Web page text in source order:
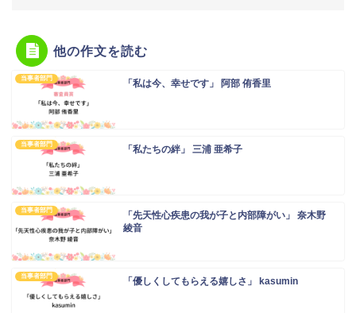
他の作文を読む
当事者部門 「私は今、幸せです」 阿部 侑香里
当事者部門 「私たちの絆」 三浦 亜希子
当事者部門
「先天性心疾患の我が子と内部障がい」 奈木野
綾音
当事者部門 「優しくしてもらえる嬉しさ」 kasumin